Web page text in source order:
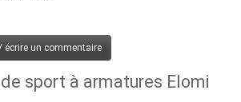
écrire un commentaire
sport à armatures Elomi